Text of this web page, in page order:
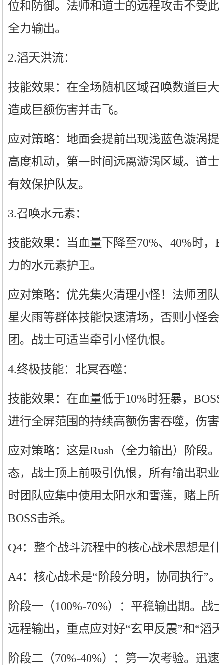
位和防御。法师和道士的远程攻击不受
全力输出。
2.滔天洪流：
技能效果：在全场随机区域召唤数道巨
造成巨额伤害并击飞。
应对策略：地面会提前出现浅蓝色漩涡
高度机动，第一时间远离漩涡区域。道
有效保护队友。
3.召唤水元素：
技能效果：当血量下降至70%、40%时
力的水元素护卫。
应对策略：优先集火清理小怪！法师团
星火雨等群体技能快速清场，否则小怪
团。战士可适当牵引小怪仇恨。
4.终极技能：北冥吞噬：
技能效果：在血量低于10%时狂暴，
进行全屏范围的持续高额伤害吞噬，伤
应对策略：这是Rush（全力输出）阶段
态，战士顶上前吸引仇恨，所有输出职
时团队应集中使用太阳水和雪莲，赌上
BOSS击杀。
Q4：整个战斗流程中的核心战术思想是
A4：核心战术是“阶段分明，协同执行”
阶段一（100%-70%）：平稳输出期。
远程输出，重点应对好“玄甲反震”和“滔
阶段二（70%-40%）：第一次考验。迅